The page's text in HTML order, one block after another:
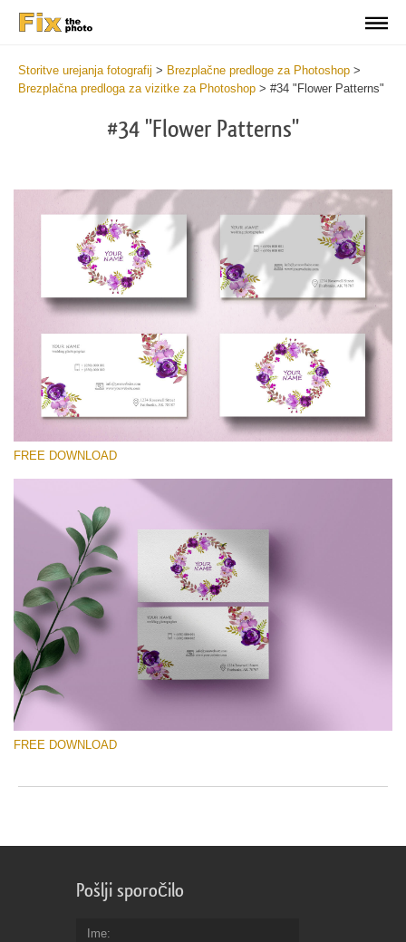
Storitve urejanja fotografij > Brezplačne predloge za Photoshop >
Brezplačna predloga za vizitke za Photoshop > #34 "Flower Patterns"
#34 "Flower Patterns"
Please select
Free Template #34
Photography Flyer Template
Free download
FREE DOWNLOAD
FREE DOWNLOAD
Pošlji sporočilo
Ime